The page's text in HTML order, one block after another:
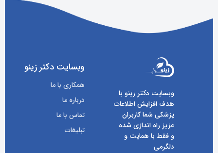
وبسایت دکتر زینو با
هدف افزایش اطلاعات
پزشکی شما کاربران
عزیز راه اندازی شده
و فقط با همایت و
دلگرمی
وبسایت دکتر زینو
همکاری با ما
درباره ما
تماس با ما
تبلیغات